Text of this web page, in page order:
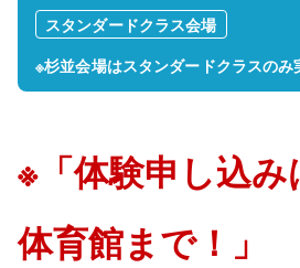
スタンダードクラス会場
※杉並会場はスタンダードクラスのみ
※「体験申し込
体育館まで！」